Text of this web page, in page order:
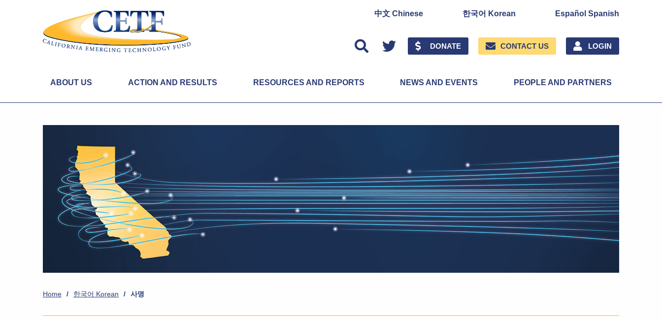
中文 Chinese 한국어 Korean Español Spanish
Twitter DONATE CONTACT US LOGIN
ABOUT US ACTION AND RESULTS RESOURCES AND REPORTS NEWS AND EVENTS PEOPLE AND PARTNERS
Home / 한국어 Korean / 사명